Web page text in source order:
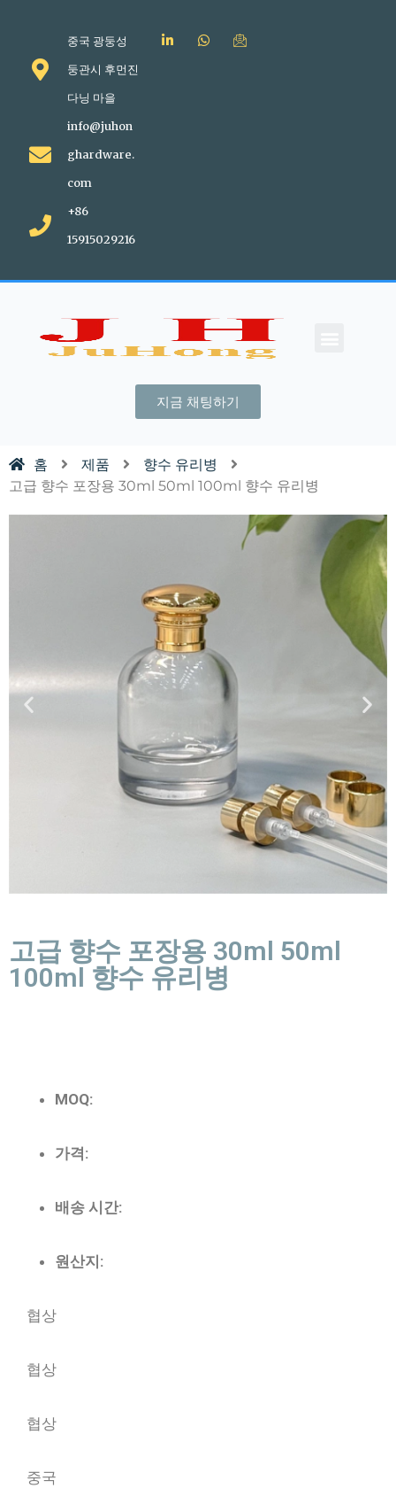
중국 광둥성
둥관시 후먼진
다닝 마을
info@juhon
ghardware.
com
+86
15915029216
지금 채팅하기
홈 제품
향수 유리병
고급 향수 포장용 30ml 50ml 100ml 향수 유리병
고급 향수 포장용 30ml 50ml
100ml 향수 유리병
MOQ:
가격:
배송 시간:
원산지:
협상
협상
협상
중국